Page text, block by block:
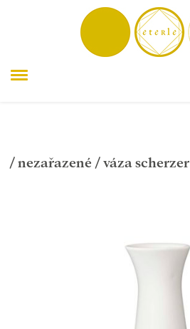
/ nezařazené / váza scherzer